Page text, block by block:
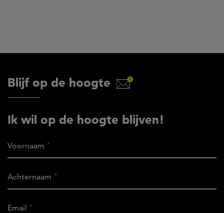
Blijf op de hoogte
Ik wil op de hoogte blijven!
Voornaam
Achternaam
Email